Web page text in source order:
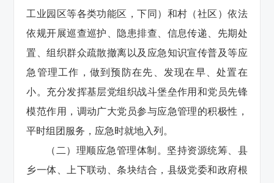
工业园区等各类功能区，下同）和村（社区）依法
依规开展巡查巡护、隐患排查、信息传递、先期处
置、组织群众疏散撤离以及应急知识宣传普及等应
急管理工作，做到预防在先、发现在早、处置在
小。充分发挥基层党组织战斗堡垒作用和党员先锋
模范作用，调动广大党员参与应急管理的积极性，
平时组团服务，应急时就地入列。
（二）理顺应急管理体制。坚持资源统筹、县
乡一体、上下联动、条块结合，县级党委和政府根